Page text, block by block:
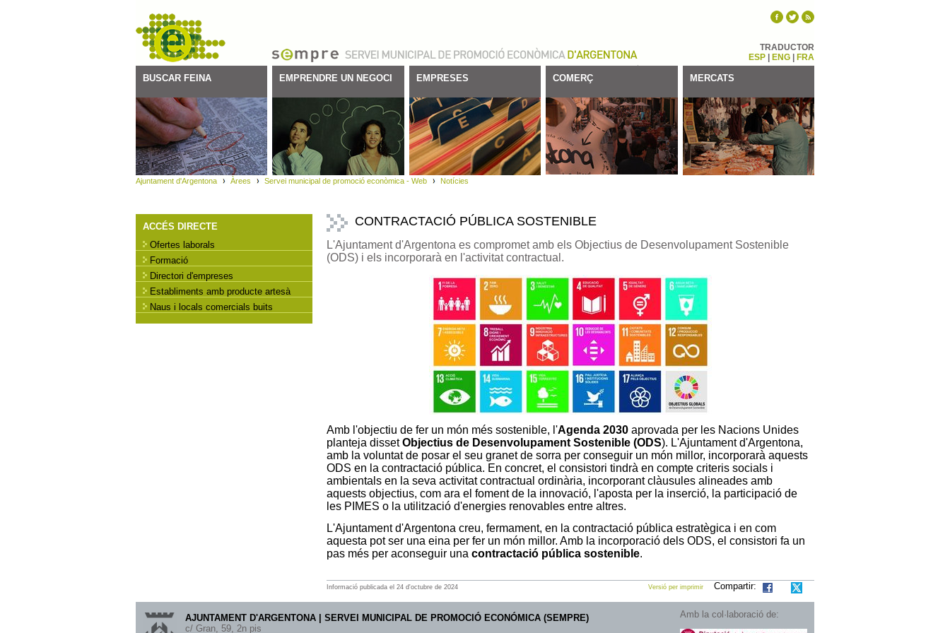
TRADUCTOR
ESP
ENG FRA
BUSCAR FEINA EMPRENDRE UN NEGOCI EMPRESES COMERÇ MERCATS
Ajuntament d'Argentona Àrees Servei municipal de promoció econòmica - Web Notícies
ACCÉS DIRECTE
Ofertes laborals
Formació
Directori d'empreses
Establiments amb producte artesà
Naus i locals comercials buits
CONTRACTACIÓ PÚBLICA SOSTENIBLE
L'Ajuntament d'Argentona es compromet amb els Objectius de Desenvolupament Sostenible
(ODS) i els incorporarà en l'activitat contractual.
Amb l'objectiu de fer un món més sostenible, l'Agenda 2030 aprovada per les Nacions Unides
planteja dissetObjectius de Desenvolupament Sostenible (ODS). L'Ajuntament d'Argentona,
amb la voluntat de posar el seu granet de sorra per conseguir un món millor, incorporarà aquests
ODS en la contractació pública. En concret, el consistori tindrà en compte criteris socials i
ambientals en la seva activitat contractual ordinària, incorporant clàusules alineades amb
aquests objectius, com ara el foment de la innovació, l'aposta per la inserció, la participació de
les PIMES o la utilització d'energies renovables entre altres.
L'Ajuntament d'Argentona creu, fermament, en la contractació pública estratègica i en com
aquesta pot ser una eina per fer un món millor. Amb la incorporació dels ODS, el consistori fa un
pas més per aconseguir una contractació pública sostenible.
Informació publicada el 24 d'octubre de 2024 Versió per imprimir Compartir:
AJUNTAMENT D'ARGENTONA | SERVEI MUNICIPAL DE PROMOCIÓ ECONÓMICA (SEMPRE)
c/ Gran, 59, 2n pis
Amb la col·laboració de: